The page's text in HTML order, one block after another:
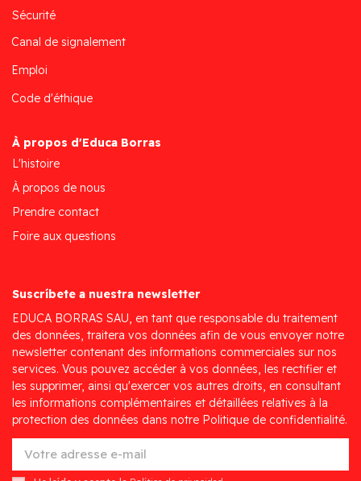
Sécurité
Canal de signalement
Emploi
Code d'éthique
À propos d'Educa Borras
L'histoire
À propos de nous
Prendre contact
Foire aux questions
Suscríbete a nuestra newsletter
EDUCA BORRAS SAU, en tant que responsable du traitement
des données, traitera vos données afin de vous envoyer notre
newsletter contenant des informations commerciales sur nos
services. Vous pouvez accéder à vos données, les rectifier et
les supprimer, ainsi qu'exercer vos autres droits, en consultant
les informations complémentaires et détaillées relatives à la
protection des données dans notre Politique de confidentialité.